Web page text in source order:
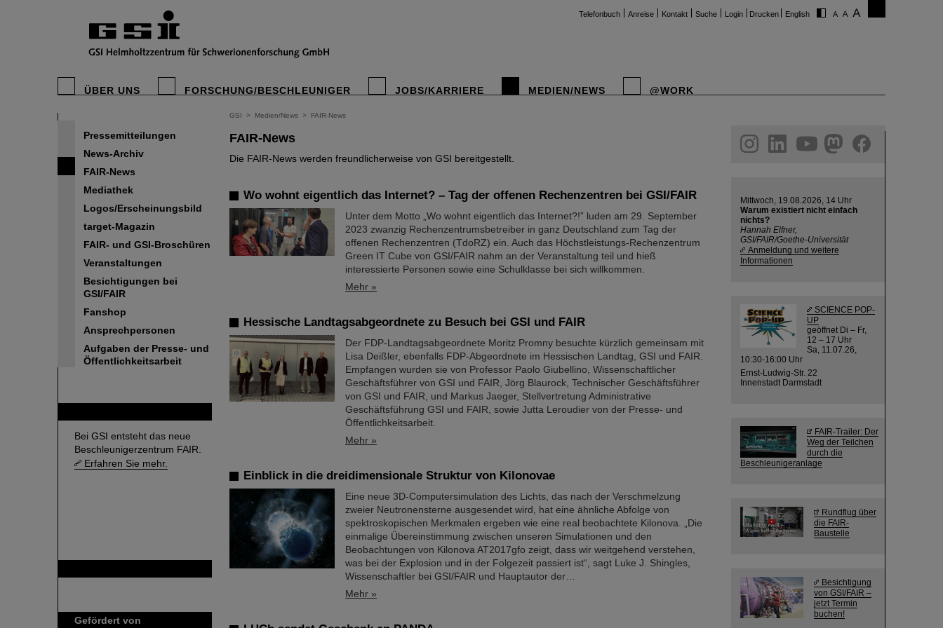
Telefonbuch Anreise Kontakt Suche Login Drucken English
ÜBER UNS FORSCHUNG/BESCHLEUNIGER JOBS/KARRIERE MEDIEN/NEWS @WORK
Pressemitteilungen
News-Archiv
FAIR-News
Mediathek
Logos/Erscheinungsbild
target-Magazin
FAIR- und GSI-Broschüren
Veranstaltungen
Besichtigungen bei
GSI/FAIR
Fanshop
Ansprechpersonen
Aufgaben der Presse- und
Öffentlichkeitsarbeit
Bei GSI entsteht das neue
Beschleunigerzentrum FAIR.
Erfahren Sie mehr.
Gefördert von
GSI > Medien/News > FAIR-News
FAIR-News
Die FAIR-News werden freundlicherweise von GSI bereitgestellt.
Wo wohnt eigentlich das Internet? – Tag der offenen Rechenzentren bei GSI/FAIR
Unter dem Motto „Wo wohnt eigentlich das Internet?!” luden am 29. September
2023 zwanzig Rechenzentrumsbetreiber in ganz Deutschland zum Tag der
offenen Rechenzentren (TdoRZ) ein. Auch das Höchstleistungs-Rechenzentrum
Green IT Cube von GSI/FAIR nahm an der Veranstaltung teil und hieß
interessierte Personen sowie eine Schulklasse bei sich willkommen.
Mehr »
Hessische Landtagsabgeordnete zu Besuch bei GSI und FAIR
Der FDP-Landtagsabgeordnete Moritz Promny besuchte kürzlich gemeinsam mit
Lisa Deißler, ebenfalls FDP-Abgeordnete im Hessischen Landtag, GSI und FAIR.
Empfangen wurden sie von Professor Paolo Giubellino, Wissenschaftlicher
Geschäftsführer von GSI und FAIR, Jörg Blaurock, Technischer Geschäftsführer
von GSI und FAIR, und Markus Jaeger, Stellvertretung Administrative
Geschäftsführung GSI und FAIR, sowie Jutta Leroudier von der Presse- und
Öffentlichkeitsarbeit.
Mehr »
Einblick in die dreidimensionale Struktur von Kilonovae
Eine neue 3D-Computersimulation des Lichts, das nach der Verschmelzung
zweier Neutronensterne ausgesendet wird, hat eine ähnliche Abfolge von
spektroskopischen Merkmalen ergeben wie eine real beobachtete Kilonova. „Die
einmalige Übereinstimmung zwischen unseren Simulationen und den
Beobachtungen von Kilonova AT2017gfo zeigt, dass wir weitgehend verstehen,
was bei der Explosion und in der Folgezeit passiert ist“, sagt Luke J. Shingles,
Wissenschaftler bei GSI/FAIR und Hauptautor der…
Mehr »
helmholtz.social
facebook
Mittwoch, 19.08.2026, 14 Uhr
Warum existiert nicht einfach
nichts?
Hannah Elfner,
GSI/FAIR/Goethe-Universität
Anmeldung und weitere
Informationen
SCIENCE POP-
UP
geöffnet Di – Fr,
12 – 17 Uhr
Sa, 11.07.26,
10:30-16:00 Uhr
Ernst-Ludwig-Str. 22
Innenstadt Darmstadt
FAIR-Trailer: Der
Weg der Teilchen
durch die
Beschleunigeranlage
Rundflug über
die FAIR-
Baustelle
Besichtigung
von GSI/FAIR –
jetzt Termin
buchen!